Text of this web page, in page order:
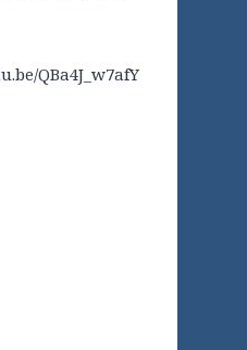
QBa4J_w7afY